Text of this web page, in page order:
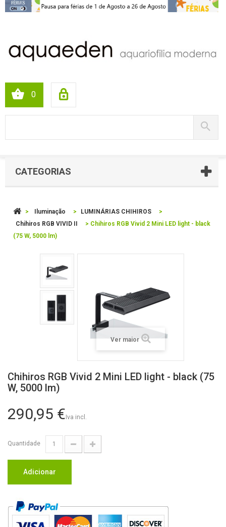
0
CATEGORIAS
> Iluminação > LUMINÁRIAS CHIHIROS
>
Chihiros RGB VIVID II
> Chihiros RGB Vivid 2 Mini LED light - black
(75 W, 5000 lm)
Ver maior
Chihiros RGB Vivid 2 Mini LED light - black (75
W, 5000 lm)
290,95 €Iva incl.
Quantidade
Adicionar